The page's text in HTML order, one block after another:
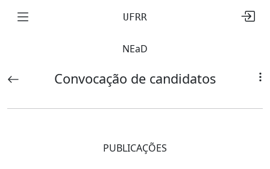
UFRR
NEaD
Convocação de candidatos
PUBLICAÇÕES